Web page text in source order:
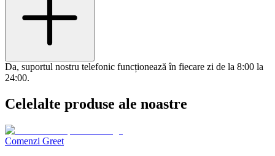
Da, suportul nostru telefonic funcționează în fiecare zi de la 8:00 la
24:00.
Celelalte produse ale noastre
Comenzi Greet